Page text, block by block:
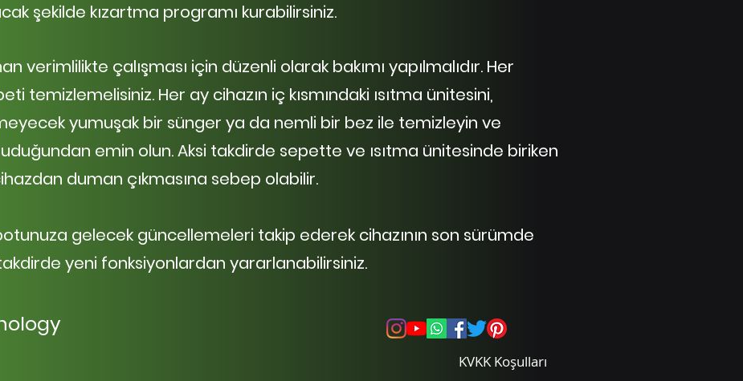
şekilde kızartma programı kurabilirsiniz.
verimlilikte çalışması için düzenli olarak bakımı yapılmalıdır. Her
temizlemelisiniz. Her ay cihazın iç kısmındaki ısıtma ünitesini,
yumuşak bir sünger ya da nemli bir bez ile temizleyin ve
emin olun. Aksi takdirde sepette ve ısıtma ünitesinde biriken
duman çıkmasına sebep olabilir.
gelecek güncellemeleri takip ederek cihazının son sürümde
takdirde yeni fonksiyonlardan yararlanabilirsiniz.
KVKK Koşulları